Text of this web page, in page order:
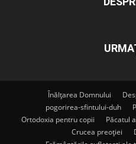
Înălțarea Domnului
pogorirea-sfintului-duh
Ortodoxia pentru copii
Păcatul
Crucea preoției